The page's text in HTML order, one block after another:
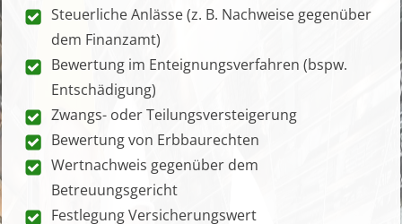
Steuerliche Anlässe (z. B. Nachweise gegenüber
dem Finanzamt)
Bewertung im Enteignungsverfahren (bspw.
Entschädigung)
Zwangs- oder Teilungsversteigerung
Bewertung von Erbbaurechten
Wertnachweis gegenüber dem
Betreuungsgericht
Festlegung Versicherungswert